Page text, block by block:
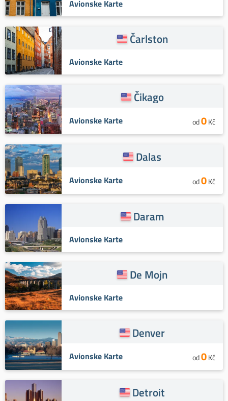
Avionske Karte
Čarlston
Avionske Karte
Čikago
Avionske Karte od0Kč
Dalas
Avionske Karte od0Kč
Daram
Avionske Karte
De Mojn
Avionske Karte
Denver
Avionske Karte od0Kč
Detroit